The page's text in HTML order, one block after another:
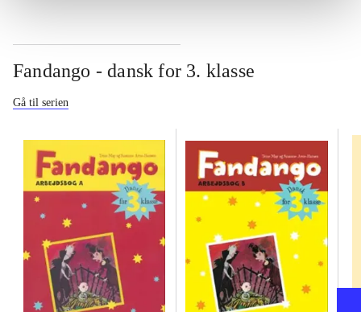
Fandango - dansk for 3. klasse
Gå til serien